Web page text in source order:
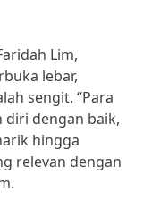
Lim,
lebar,
sengit. “Para
diri dengan baik,
hingga
relevan dengan